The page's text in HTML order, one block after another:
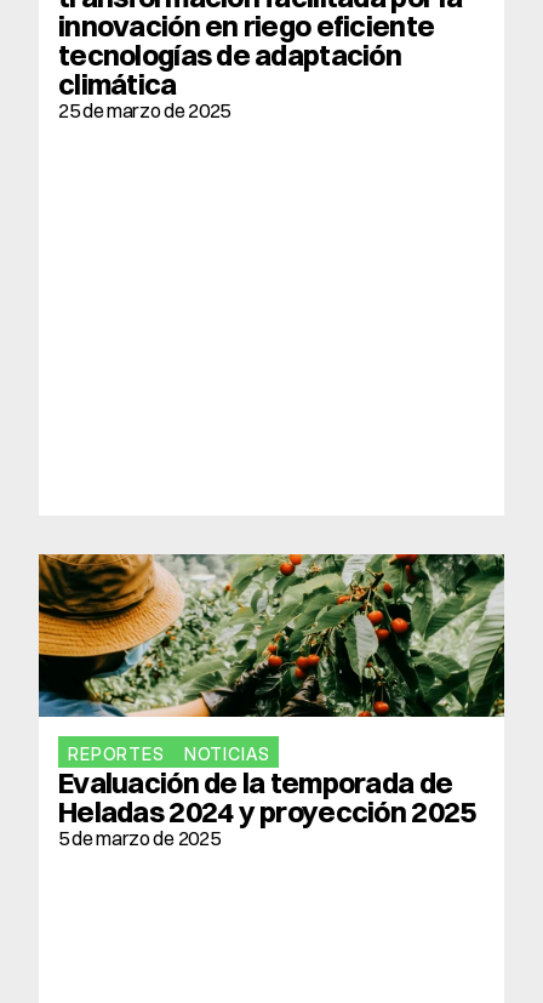
innovación en riego eficiente
tecnologías de adaptación
climática
25 de marzo de 2025
REPORTES NOTICIAS
Evaluación de la temporada de
Heladas 2024 y proyección 2025
5 de marzo de 2025